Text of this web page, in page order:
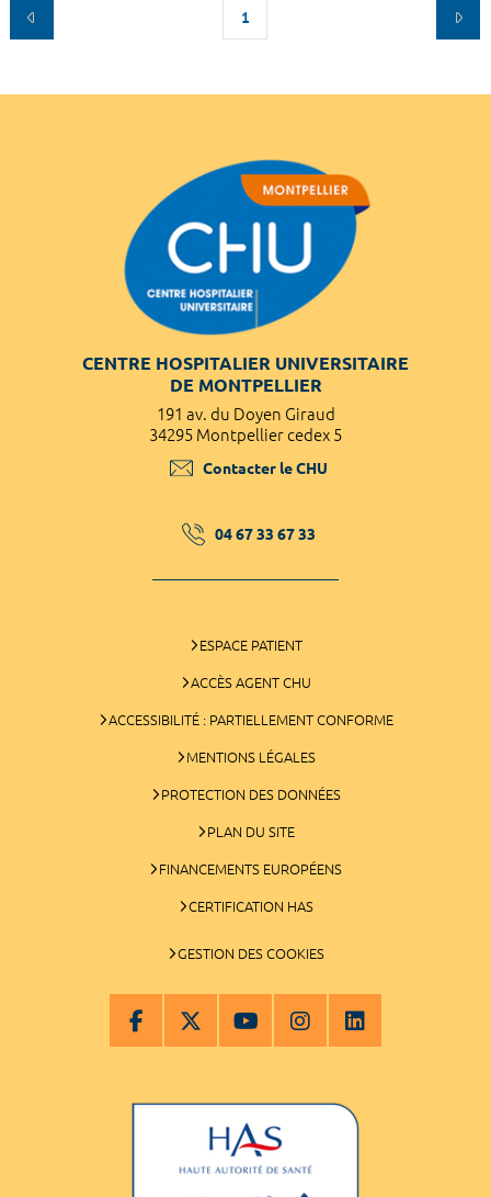
1
CENTRE HOSPITALIER UNIVERSITAIRE
DE MONTPELLIER
191 av. du Doyen Giraud
34295 Montpellier cedex 5
Contacter le CHU
04 67 33 67 33
ESPACE PATIENT
ACCÈS AGENT CHU
ACCESSIBILITÉ : PARTIELLEMENT CONFORME
MENTIONS LÉGALES
PROTECTION DES DONNÉES
PLAN DU SITE
FINANCEMENTS EUROPÉENS
CERTIFICATION HAS
GESTION DES COOKIES